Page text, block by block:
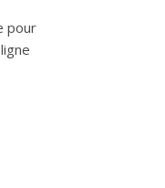
pour